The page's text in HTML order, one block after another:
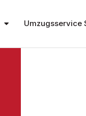
Umzugsservice